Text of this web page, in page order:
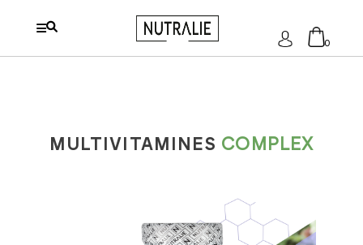
S'identifier 0
MULTIVITAMINES COMPLEX